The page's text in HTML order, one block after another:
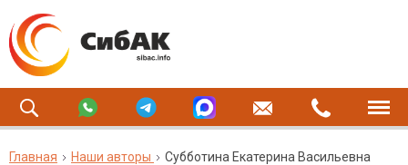
Главная Наши авторы Субботина Екатерина Васильевна